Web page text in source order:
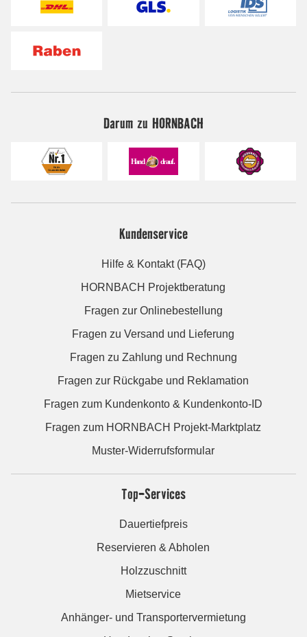
Darum zu HORNBACH
Kundenservice
Hilfe & Kontakt (FAQ)
HORNBACH Projektberatung
Fragen zur Onlinebestellung
Fragen zu Versand und Lieferung
Fragen zu Zahlung und Rechnung
Fragen zur Rückgabe und Reklamation
Fragen zum Kundenkonto & Kundenkonto-ID
Fragen zum HORNBACH Projekt-Marktplatz
Muster-Widerrufsformular
Top-Services
Dauertiefpreis
Reservieren & Abholen
Holzzuschnitt
Mietservice
Anhänger- und Transportervermietung